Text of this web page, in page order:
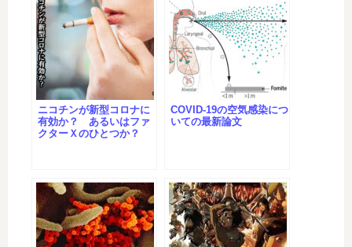
ニコチンが新型コロナに
有効か？ あるいはファ
クターＸのひとつか？
COVID-19の空気感染につ
いての最新論文